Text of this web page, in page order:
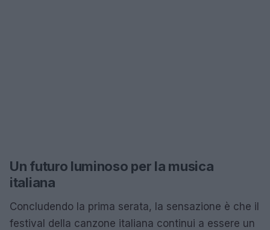
Un futuro luminoso per la musica
italiana
Concludendo la prima serata, la sensazione è che il
festival della canzone italiana continui a essere un